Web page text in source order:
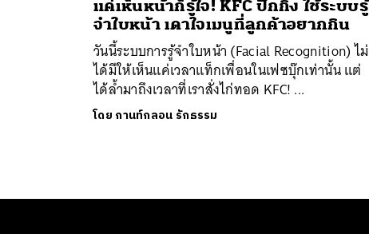
แค่เห็นหน้าก็รู้ใจ! KFC ปักกิ่ง ใช้ระบบรู้
จำใบหน้า เดาใจเมนูที่ลูกค้าอยากกิน
วันนี้ระบบการรู้จำใบหน้า (Facial Recognition) ไม่
ได้มีให้เห็นแค่เวลาแท็กเพื่อนในเฟซบุ๊กเท่านั้น แต่
ได้ล้ำมาถึงเวลาที่เราสั่งไก่ทอด KFC! ...
โดย กานท์กลอน รักธรรม